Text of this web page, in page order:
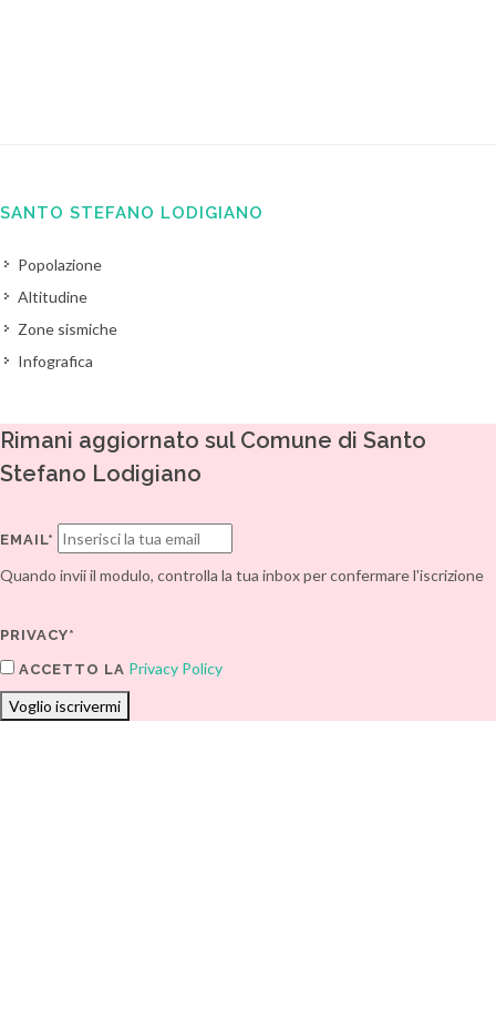
SANTO STEFANO LODIGIANO
Popolazione
Altitudine
Zone sismiche
Infografica
Rimani aggiornato sul Comune di Santo
Stefano Lodigiano
EMAIL*
Quando invii il modulo, controlla la tua inbox per confermare l'iscrizione
PRIVACY*
ACCETTO LA Privacy Policy
Voglio iscrivermi